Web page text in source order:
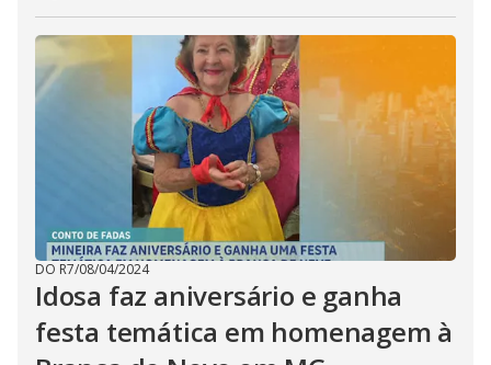
DO R7/08/04/2024
Idosa faz aniversário e ganha
festa temática em homenagem à